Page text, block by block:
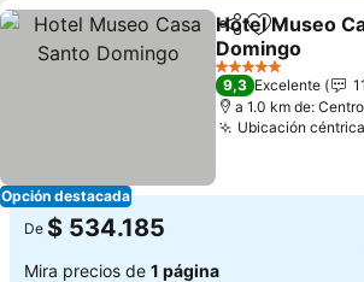
Opción destacada
CompartirAgregar a
Hotel Museo
Domingo
5 Estrellas
9,3 Excelente
a 1.0 km de:
Ubicación
De $ 534.185
Mira precios de 1 página